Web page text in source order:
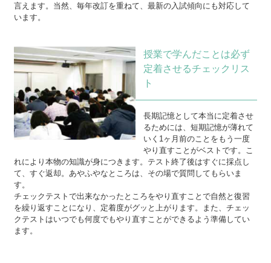
言えます。当然、毎年改訂を重ねて、最新の入試傾向にも対応して
います。
授業で学んだことは必ず
定着させるチェックリス
ト
長期記憶として本当に定着させ
るためには、短期記憶が薄れて
いく1ヶ月前のことをもう一度
やり直すことがベストです。こ
れにより本物の知識が身につきます。テスト終了後はすぐに採点し
て、すぐ返却。あやふやなところは、その場で質問してもらいま
す。
チェックテストで出来なかったところをやり直すことで自然と復習
を繰り返すことになり、定着度がグッと上がります。また、チェッ
クテストはいつでも何度でもやり直すことができるよう準備してい
ます。